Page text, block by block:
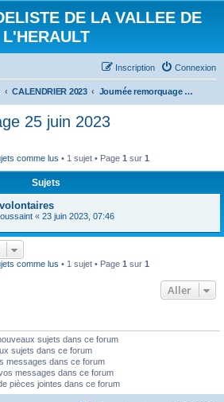
DE LA VALLEE DE
L'HERAULT
Connexion
Inscription
CALENDRIER 2023 Journée remorquage 25 juin 2023
25 juin 2023
comme lus • 1 sujet • Page 1 sur 1
Sujets
« 23 juin 2023, 07:46
comme lus • 1 sujet • Page 1 sur 1
Aller
sujets dans ce forum
sujets dans ce forum
messages dans ce forum
messages dans ce forum
pièces jointes dans ce forum